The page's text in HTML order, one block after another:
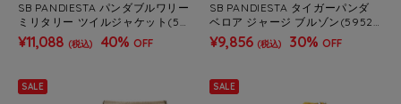
SB PANDIESTA パンダブルワリー
ミリタリー ツイルジャケット(59
5202 MENS)
¥11,088 (税込) 40% OFF
SB PANDIESTA タイガーパンダ
ベロア ジャージ ブルゾン(59520
6 MENS/WOMENS)
¥9,856 (税込) 30% OFF
SALE SALE